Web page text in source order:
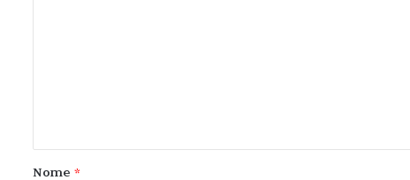
o
Nome *